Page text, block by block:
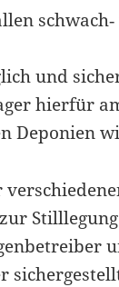
und
hierfür
Deponien